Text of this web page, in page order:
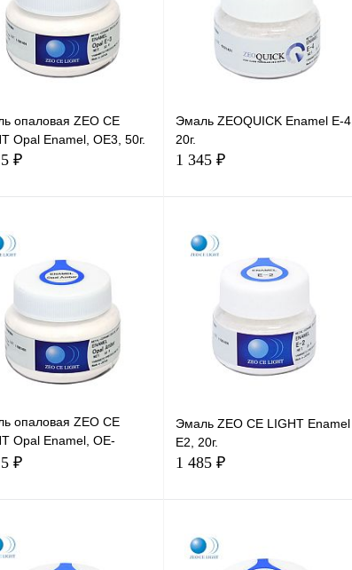
опаловая ZEO CE
Opal Enamel, OE3, 50г.
₽
Эмаль ZEOQUICK Enamel E-4,
20г.
1 345 ₽
опаловая ZEO CE
Opal Enamel, OE-
50г.
₽
Эмаль ZEO CE LIGHT Enamel
E2, 20г.
1 485 ₽